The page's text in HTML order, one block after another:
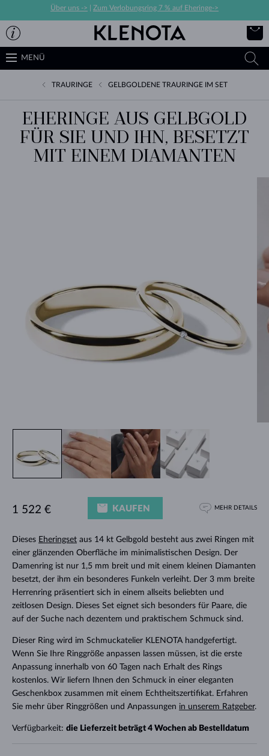
Über uns -> Zum Verlobungsring 7 % auf Eheringe->
MENÜ
TRAURINGE GELBGOLDENE TRAURINGE IM SET
EHERINGE AUS GELBGOLD
FÜR SIE UND IHN, BESETZT
MIT EINEM DIAMANTEN
Dieses Eheringsetaus 14 kt Gelbgold besteht aus zwei Ringen mit
einer glänzenden Oberfläche im minimalistischen Design. Der
Damenring ist nur 1,5 mm breit und mit einem kleinen Diamanten
besetzt, der ihm ein besonderes Funkeln verleiht. Der 3 mm breite
Herrenring präsentiert sich in einem allseits beliebten und
zeitlosen Design. Dieses Set eignet sich besonders für Paare, die
auf der Suche nach dezentem und praktischem Schmuck sind.
Dieser Ring wird im Schmuckatelier KLENOTA handgefertigt.
Wenn Sie Ihre Ringgröße anpassen lassen müssen, ist die erste
Anpassung innerhalb von 60 Tagen nach Erhalt des Rings
kostenlos. Wir liefern Ihnen den Schmuck in einer eleganten
Geschenkbox zusammen mit einem Echtheitszertifikat. Erfahren
Sie mehr über Ringgrößen und Anpassungen in unserem Ratgeber.
Verfügbarkeit: die Lieferzeit beträgt 4 Wochen ab Bestelldatum
1 522 € KAUFEN MEHR DETAILS